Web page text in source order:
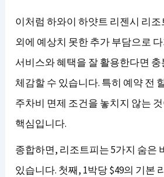
이처럼 하와이 하얏트 리젠시 리
외에 예상치 못한 추가 부담으로
서비스와 혜택을 잘 활용한다면
체감할 수 있습니다. 특히 예약 전
주차비 면제 조건을 놓치지 않는
핵심입니다.
종합하면, 리조트피는 5가지 숨은
있습니다. 첫째, 1박당 $49의 기본